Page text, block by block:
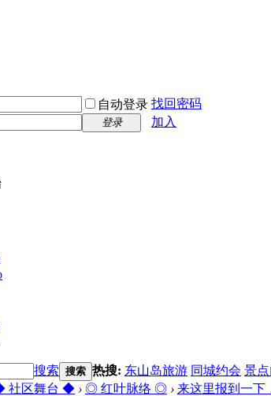
自动登录 找回密码
登录 加入
搜索 搜索 热搜: 东山岛旅游 同城约会 景
社区舞台 ◆ › ◎ 红叶脉络 ◎ › 来这里报到一下